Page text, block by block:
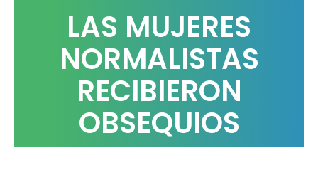
LAS MUJERES
NORMALISTAS
RECIBIERON
OBSEQUIOS